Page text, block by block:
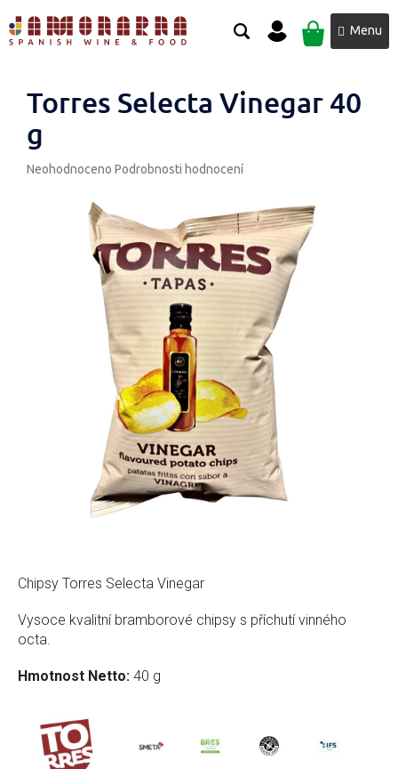
na
obsah
NÁKUPNÍ
KOŠÍK
Torres Selecta Vinegar 40
g
Průměrné
Neohodnoceno Podrobnosti hodnocení
Chipsy Torres Selecta Vinegar
Vysoce kvalitní bramborové chipsy s příchutí vinného
octa.
Hmotnost Netto: 40 g